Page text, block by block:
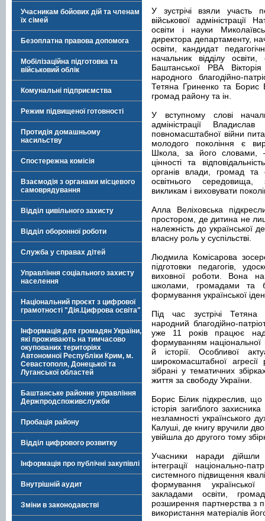
Учасникам бойових дій та членам
їх сімей
Безоплатна правова допомога
Мобілізаційна підготовка та
військовий облік
Комунальні підприємства
Режим підвищеної готовності
Протидія домашньому
насильству
Спостережна комісія
Взаємодія з органами місцевого
самоврядування
Відділ цивільного захисту
Відділ оборонної роботи
Служба у справах дітей
Управління соціального захисту
населення
Національний проєкт з цифрової
грамотності "Дія.Цифрова освіта"
Інформація для громадян України,
які проживають на тимчасово
окупованих територіях
Автономної Республіки Крим, м.
Севастополя, Донецької та
Луганської областей
Баштанське районне управління
Держпродспоживслужби
Пробація району
Відділ цифрового розвитку
Інформація про публічні закупівлі
Внутрішній аудит
Зміни в законодавстві
У зустрічі взяли участь
військової адміністрації
освіти і науки
директора департаменту,
освіти, кандидат
начальник відділу
Баштанської РВА
народного благодійно-
Тетяна Гриненко та Борис
громад району та ін.
У вступному слові
адміністрації
повномасштабної війни
молодого покоління є
Школа, за його словами,
цінності та
органів влади, громад та
освітнього середовища,
викликам і виховувати
Алла Веліховська
простором, де дитина не
належність до української
власну роль у суспільстві.
Людмила Комісарова
підготовки педагогів,
виховної роботи. Вона
школами, громадами та
формування української
Під час зустрічі Тетяна
народний благодійно-
уже 11 років працює
формуванням національної
й історії. Особливої
широкомасштабної агресії
зібрані у тематичних
життя за свободу України.
Борис Білик підкреслив,
історія загиблого
незламності українського
Калуші, де книгу вручили
увійшла до другого тому
Учасники наради дійшли
інтеграції національно-
системного підвищення
формування української
закладами освіти,
розширення партнерства з
використання матеріалів